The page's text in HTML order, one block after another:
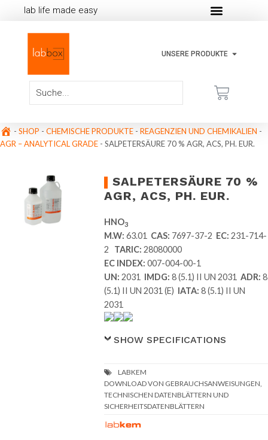
lab life made easy
UNSERE PRODUKTE
- SHOP - CHEMISCHE PRODUKTE - REAGENZIEN UND CHEMIKALIEN -
AGR – ANALYTICAL GRADE - SALPETERSÄURE 70 % AGR, ACS, PH. EUR.
SALPETERSÄURE 70 %
AGR, ACS, PH. EUR.
HNO3
M.W:63.01 CAS: 7697-37-2 EC:231-714-
2 TARIC:28080000
EC INDEX:007-004-00-1
UN:2031 IMDG:8 (5.1) II UN 2031ADR:8
(5.1) II UN 2031 (E)
IATA:8 (5.1) II UN
2031
SHOW SPECIFICATIONS
DOWNLOAD VON GEBRAUCHSANWEISUNGEN,
TECHNISCHEN DATENBLÄTTERN UND
SICHERHEITSDATENBLÄTTERN